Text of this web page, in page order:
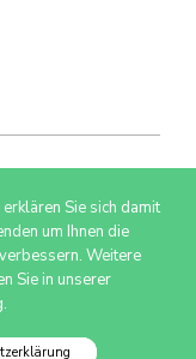
Sie sich damit
um Ihnen die
Weitere
Sie in unserer